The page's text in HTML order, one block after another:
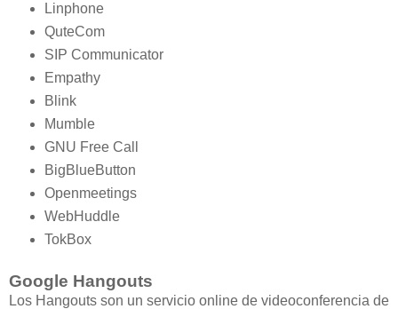
Linphone
QuteCom
SIP Communicator
Empathy
Blink
Mumble
GNU Free Call
BigBlueButton
Openmeetings
WebHuddle
TokBox
Google Hangouts
Los Hangouts son un servicio online de videoconferencia de